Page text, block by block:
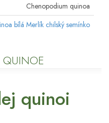
Chenopodium quinoa
bílá Merlík chilský semínko
quinoi